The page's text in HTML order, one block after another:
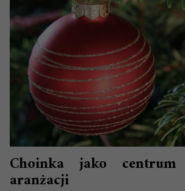
Choinka jako centrum
aranżacji